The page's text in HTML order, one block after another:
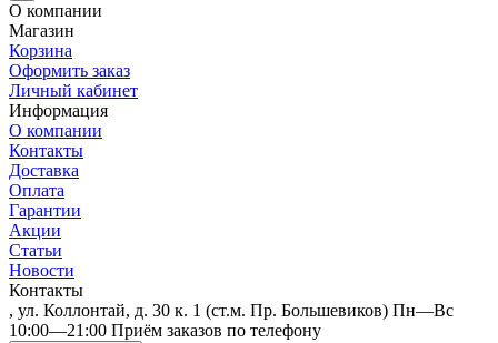
О компании
Магазин
Корзина
Оформить заказ
Личный кабинет
Информация
О компании
Контакты
Доставка
Оплата
Гарантии
Акции
Статьи
Новости
Контакты
, ул. Коллонтай, д. 30 к. 1 (ст.м. Пр. Большевиков) Пн—Вс
10:00—21:00 Приём заказов по телефону